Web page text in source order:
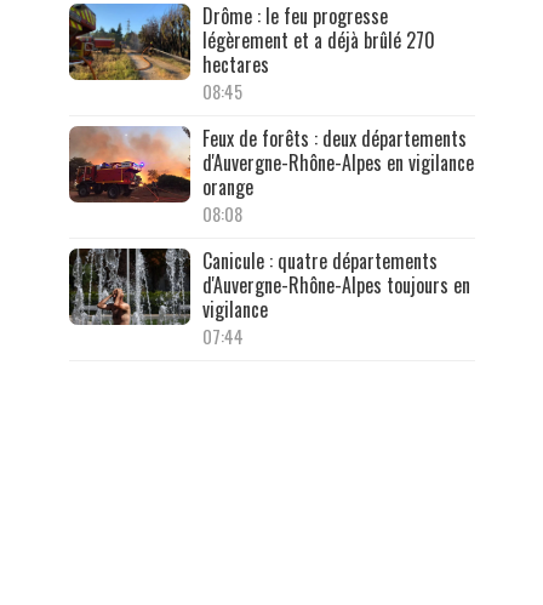
Drôme : le feu progresse
légèrement et a déjà brûlé 270
hectares
08:45
Feux de forêts : deux départements
d'Auvergne-Rhône-Alpes en vigilance
orange
08:08
Canicule : quatre départements
d'Auvergne-Rhône-Alpes toujours en
vigilance
07:44